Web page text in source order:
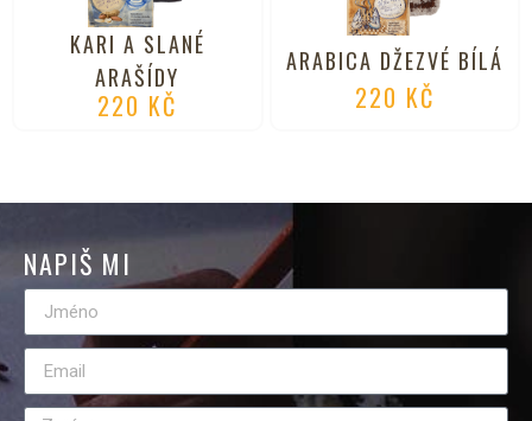
KARI A SLANÉ
ARAŠÍDY
220 KČ
ARABICA DŽEZVÉ BÍLÁ
220 KČ
NAPIŠ MI